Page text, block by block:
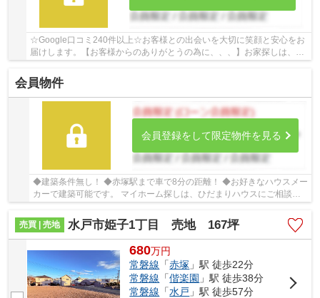
☆Google口コミ240件以上☆お客様との出会いを大切に笑顔と安心をお
届けします。【お客様からのありがとうの為に、、、】お家探しは、ひ
だまりハウスにご相談ください！
会員物件
会員登録をして限定物件を見る
◆建築条件無し！ ◆赤塚駅まで車で8分の距離！ ◆お好きなハウスメー
カーで建築可能です。 マイホーム探しは、ひだまりハウスにご相談く
ださい！
売買 | 売地
水戸市姫子1丁目 売地 167坪
680万円
常磐線 「赤塚 」駅 徒歩22分
常磐線 「偕楽園 」駅 徒歩38分
常磐線 「水戸 」駅 徒歩57分